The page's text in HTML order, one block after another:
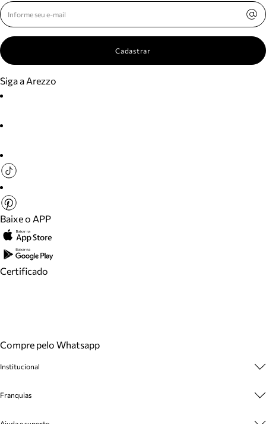
Cadastrar
Siga a Arezzo
Baixe o APP
Certificado
Compre pelo Whatsapp
Institucional
Cashback
Franquias